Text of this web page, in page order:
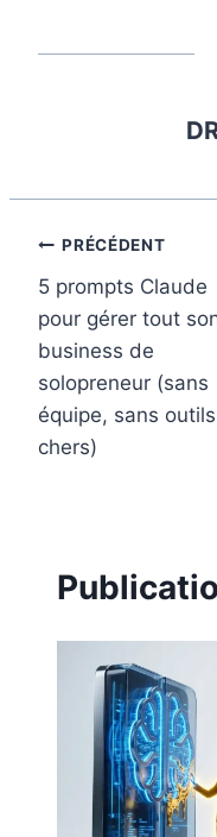
e
k
t
s
t
k
d
n
Navigation
de
l’article
PRÉCÉDENT
5 prompts Claude
pour gérer tout
business de
solopreneur (sans
équipe, sans outils
chers)